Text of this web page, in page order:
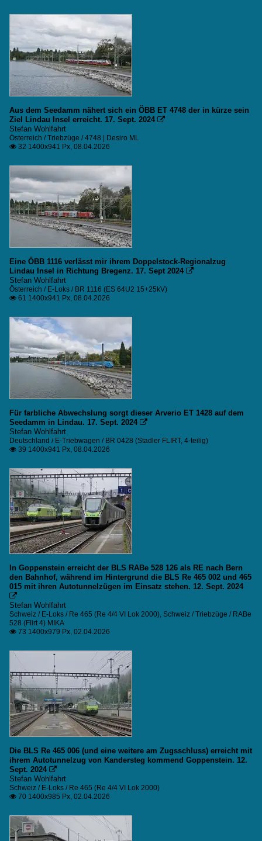
Aus dem Seedamm nähert sich ein ÖBB ET 4748 der in kürze sein
Ziel Lindau Insel erreicht. 17. Sept. 2024 
Stefan Wohlfahrt
Österreich / Triebzüge / 4748 | Desiro ML
 32 1400x941 Px, 08.04.2026
Eine ÖBB 1116 verlässt mir ihrem Doppelstock-Regionalzug
Lindau Insel in Richtung Bregenz. 17. Sept 2024 
Stefan Wohlfahrt
Österreich / E-Loks / BR 1116 (ES 64U2 15+25kV)
 61 1400x941 Px, 08.04.2026
Für farbliche Abwechslung sorgt dieser Arverio ET 1428 auf dem
Seedamm in Lindau. 17. Sept. 2024 
Stefan Wohlfahrt
Deutschland / E-Triebwagen / BR 0428 (Stadler FLIRT, 4-teilig)
 39 1400x941 Px, 08.04.2026
In Goppenstein erreicht der BLS RABe 528 126 als RE nach Bern
den Bahnhof, während im Hintergrund die BLS Re 465 002 und 465
015 mit ihren Autotunnelzügen im Einsatz stehen. 12. Sept. 2024

Stefan Wohlfahrt
Schweiz / E-Loks / Re 465 (Re 4/4 VI Lok 2000), Schweiz / Triebzüge / RABe
528 (Flirt 4) MIKA
 73 1400x979 Px, 02.04.2026
Die BLS Re 465 006 (und eine weitere am Zugsschluss) erreicht mit
ihrem Autotunnelzug von Kandersteg kommend Goppenstein. 12.
Sept. 2024 
Stefan Wohlfahrt
Schweiz / E-Loks / Re 465 (Re 4/4 VI Lok 2000)
 70 1400x985 Px, 02.04.2026